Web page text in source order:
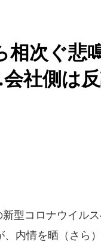
相次ぐ
社側は
型コロナウイル
内情を晒（さら